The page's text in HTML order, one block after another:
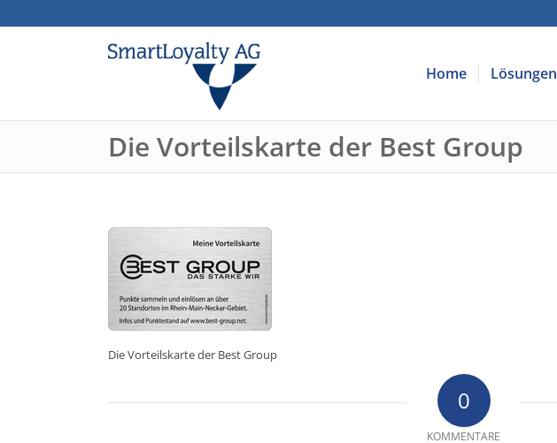
Home Lösungen
Die Vorteilskarte der Best Group
Die Vorteilskarte der Best Group
0
KOMMENTARE